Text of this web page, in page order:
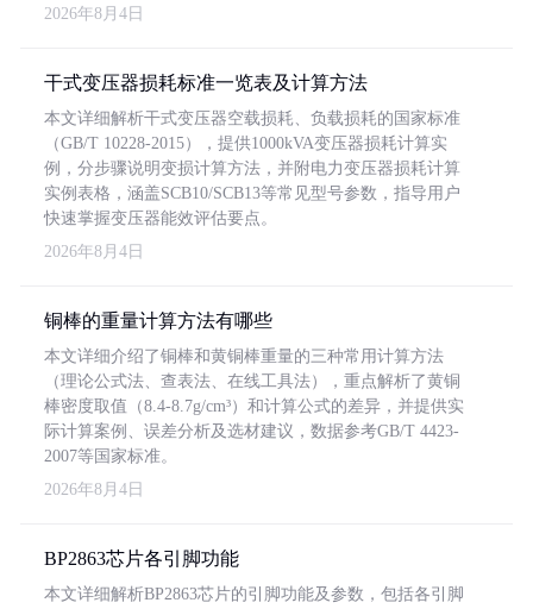
2026年8月4日
干式变压器损耗标准一览表及计算方法
本文详细解析干式变压器空载损耗、负载损耗的国家标准
（GB/T 10228-2015），提供1000kVA变压器损耗计算实
例，分步骤说明变损计算方法，并附电力变压器损耗计算
实例表格，涵盖SCB10/SCB13等常见型号参数，指导用户
快速掌握变压器能效评估要点。
2026年8月4日
铜棒的重量计算方法有哪些
本文详细介绍了铜棒和黄铜棒重量的三种常用计算方法
（理论公式法、查表法、在线工具法），重点解析了黄铜
棒密度取值（8.4-8.7g/cm³）和计算公式的差异，并提供实
际计算案例、误差分析及选材建议，数据参考GB/T 4423-
2007等国家标准。
2026年8月4日
BP2863芯片各引脚功能
本文详细解析BP2863芯片的引脚功能及参数，包括各引脚